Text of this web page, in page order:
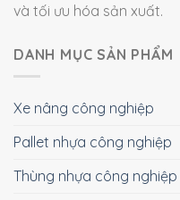
và tối ưu hóa sản xuất.
DANH MỤC SẢN PHẨM
Xe nâng công nghiệp
Pallet nhựa công nghiệp
Thùng nhựa công nghiệp